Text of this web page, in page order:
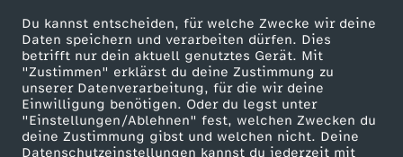
Du kannst entscheiden, für welche Zwecke wir deine
Daten speichern und verarbeiten dürfen. Dies
betrifft nur dein aktuell genutztes Gerät. Mit
"Zustimmen" erklärst du deine Zustimmung zu
unserer Datenverarbeitung, für die wir deine
Einwilligung benötigen. Oder du legst unter
"Einstellungen/Ablehnen" fest, welchen Zwecken du
deine Zustimmung gibst und welchen nicht. Deine
Datenschutzeinstellungen kannst du jederzeit mit
ZDF goes Schule
Werbefernsehen
Mainzelmännchen